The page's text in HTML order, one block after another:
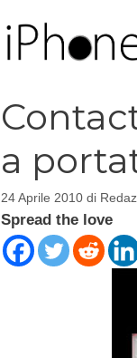
a
24 Aprile 2010 di
Spread the love